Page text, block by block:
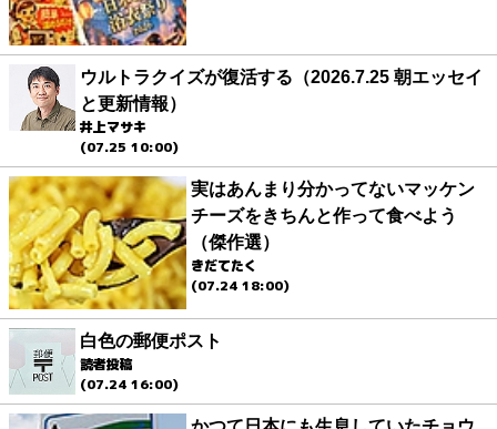
ウルトラクイズが復活する（2026.7.25 朝エッセイ
と更新情報）
井上マサキ
(07.25 10:00)
実はあんまり分かってないマッケン
チーズをきちんと作って食べよう
（傑作選）
きだてたく
(07.24 18:00)
白色の郵便ポスト
読者投稿
(07.24 16:00)